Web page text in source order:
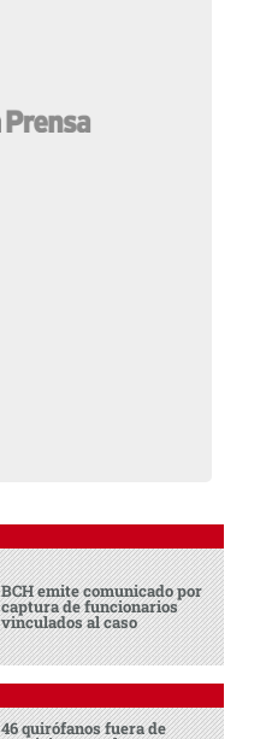
BCH emite comunicado por
captura de funcionarios
vinculados al caso
46 quirófanos fuera de